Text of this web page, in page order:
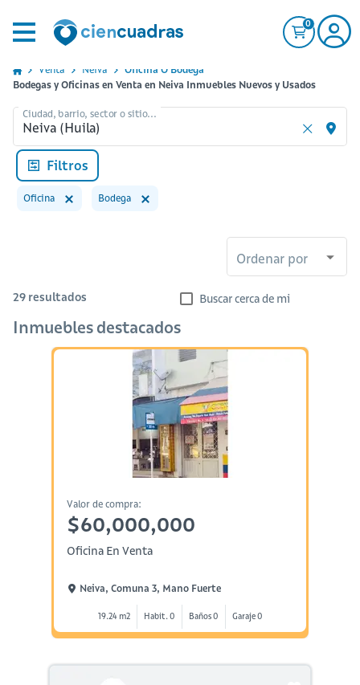
0
Venta Neiva
Oficina O Bodega
Bodegas y Oficinas en Venta en Neiva Inmuebles Nuevos y Usados
Ciudad, barrio, sector o sitio...
Filtros
Oficina Bodega
Ordenar por
29 resultados Buscar cerca de mi
Inmuebles destacados
Valor de compra:
$60,000,000
Oficina En Venta
Neiva, Comuna 3, Mano Fuerte
19.24 m2 Habit. 0 Baños 0 Garaje 0